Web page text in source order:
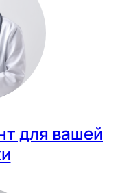
для вашей